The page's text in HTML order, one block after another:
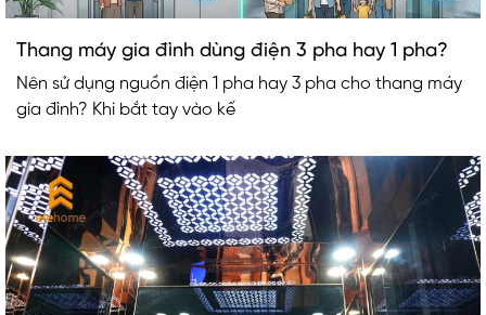
Thang máy gia đình dùng điện 3 pha hay 1 pha?
Nên sử dụng nguồn điện 1 pha hay 3 pha cho thang máy
gia đình? Khi bắt tay vào kế